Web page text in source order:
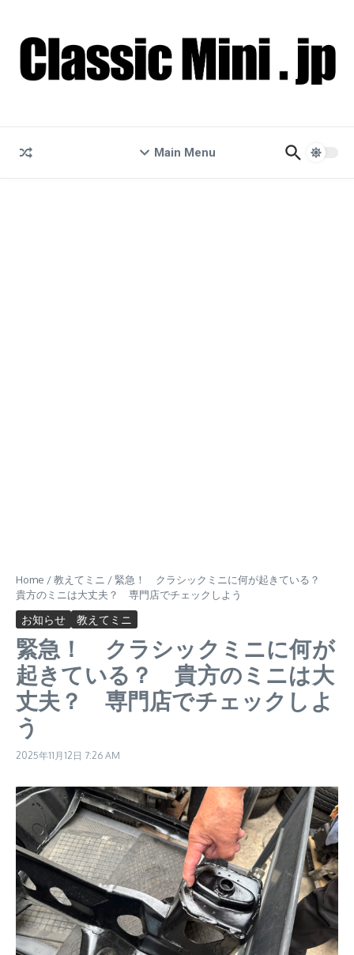
Main Menu
Home /教えてミニ /緊急！ クラシックミニに何が起きている？
貴方のミニは大丈夫？ 専門店でチェックしよう
お知らせ 教えてミニ
緊急！ クラシックミニに何が
起きている？ 貴方のミニは大
丈夫？ 専門店でチェックしよ
う
2025年11月12日 7:26 AM